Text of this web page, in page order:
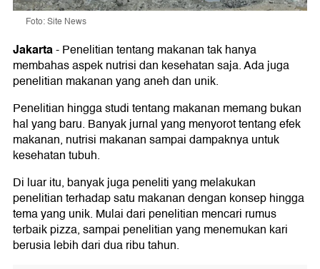
Foto: Site News
Jakarta-Penelitian tentang makanan tak hanya
membahas aspek nutrisi dan kesehatan saja. Ada juga
penelitian makanan yang aneh dan unik.
Penelitian hingga studi tentang makanan memang bukan
hal yang baru. Banyak jurnal yang menyorot tentang efek
makanan, nutrisi makanan sampai dampaknya untuk
kesehatan tubuh.
Di luar itu, banyak juga peneliti yang melakukan
penelitian terhadap satu makanan dengan konsep hingga
tema yang unik. Mulai dari penelitian mencari rumus
terbaik pizza, sampai penelitian yang menemukan kari
berusia lebih dari dua ribu tahun.